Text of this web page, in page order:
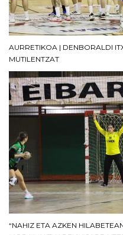
AURRETIKOA | DENBORALDI
MUTILENTZAT
“NAHIZ ETA AZKEN